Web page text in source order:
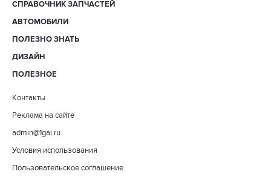
СПРАВОЧНИК ЗАПЧАСТЕЙ
АВТОМОБИЛИ
ПОЛЕЗНО ЗНАТЬ
ДИЗАЙН
ПОЛЕЗНОЕ
Контакты
Реклама на сайте
admin@1gai.ru
Условия использования
Пользовательское соглашение